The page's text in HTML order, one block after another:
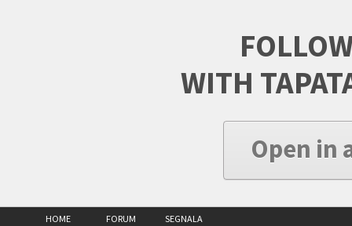
WITH
Open in
HOME FORUM SEGNALA